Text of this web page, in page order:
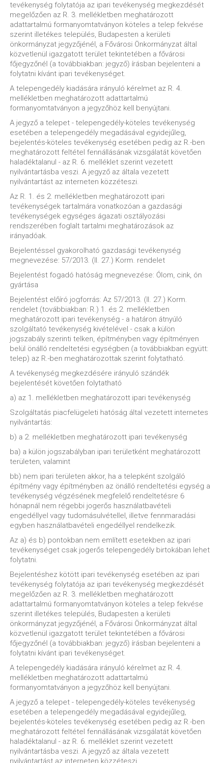
tevékenység folytatója az ipari tevékenység megkezdését
megelőzően az R. 3. mellékletben meghatározott
adattartalmú formanyomtatványon köteles a telep fekvése
szerint illetékes település, Budapesten a kerületi
önkormányzat jegyzőjénél, a Fővárosi Önkormányzat által
közvetlenül igazgatott terület tekintetében a fővárosi
főjegyzőnél (a továbbiakban: jegyző) írásban bejelenteni a
folytatni kívánt ipari tevékenységet.
A telepengedély kiadására irányuló kérelmet az R. 4.
mellékletben meghatározott adattartalmú
formanyomtatványon a jegyzőhöz kell benyújtani.
A jegyző a telepet - telepengedély-köteles tevékenység
esetében a telepengedély megadásával egyidejűleg,
bejelentés-köteles tevékenység esetében pedig az R.-ben
meghatározott feltétel fennállásának vizsgálatát követően
haladéktalanul - az R. 6. melléklet szerint vezetett
nyilvántartásba veszi. A jegyző az általa vezetett
nyilvántartást az interneten közzéteszi.
Az R. 1. és 2. mellékletben meghatározott ipari
tevékenységek tartalmára vonatkozóan a gazdasági
tevékenységek egységes ágazati osztályozási
rendszerében foglalt tartalmi meghatározások az
irányadóak.
Bejelentéssel gyakorolható gazdasági tevékenység
megnevezése: 57/2013. (II. 27.) Korm. rendelet
Bejelentést fogadó hatóság megnevezése: Ólom, cink, ón
gyártása
Bejelentést előíró jogforrás: Az 57/2013. (II. 27.) Korm.
rendelet (továbbiakban: R.) 1. és 2. mellékletben
meghatározott ipari tevékenység - a határon átnyúló
szolgáltató tevékenység kivételével - csak a külön
jogszabály szerinti telken, építményben vagy építményen
belül önálló rendeltetési egységben (a továbbiakban együtt:
telep) az R.-ben meghatározottak szerint folytatható.
A tevékenység megkezdésére irányuló szándék
bejelentését követően folytatható
a) az 1. mellékletben meghatározott ipari tevékenység
Szolgáltatás piacfelügeleti hatóság által vezetett internetes
nyilvántartás:
b) a 2. mellékletben meghatározott ipari tevékenység
ba) a külön jogszabályban ipari területként meghatározott
területen, valamint
bb) nem ipari területen akkor, ha a telepként szolgáló
építmény vagy építményben az önálló rendeltetési egység a
tevékenység végzésének megfelelő rendeltetésre 6
hónapnál nem régebbi jogerős használatbavételi
engedéllyel vagy tudomásulvétellel, illetve fennmaradási
egyben használatbavételi engedéllyel rendelkezik.
Az a) és b) pontokban nem említett esetekben az ipari
tevékenységet csak jogerős telepengedély birtokában lehet
folytatni.
Bejelentéshez kötött ipari tevékenység esetében az ipari
tevékenység folytatója az ipari tevékenység megkezdését
megelőzően az R. 3. mellékletben meghatározott
adattartalmú formanyomtatványon köteles a telep fekvése
szerint illetékes település, Budapesten a kerületi
önkormányzat jegyzőjénél, a Fővárosi Önkormányzat által
közvetlenül igazgatott terület tekintetében a fővárosi
főjegyzőnél (a továbbiakban: jegyző) írásban bejelenteni a
folytatni kívánt ipari tevékenységet.
A telepengedély kiadására irányuló kérelmet az R. 4.
mellékletben meghatározott adattartalmú
formanyomtatványon a jegyzőhöz kell benyújtani.
A jegyző a telepet - telepengedély-köteles tevékenység
esetében a telepengedély megadásával egyidejűleg,
bejelentés-köteles tevékenység esetében pedig az R.-ben
meghatározott feltétel fennállásának vizsgálatát követően
haladéktalanul - az R. 6. melléklet szerint vezetett
nyilvántartásba veszi. A jegyző az általa vezetett
nyilvántartást az interneten közzéteszi.